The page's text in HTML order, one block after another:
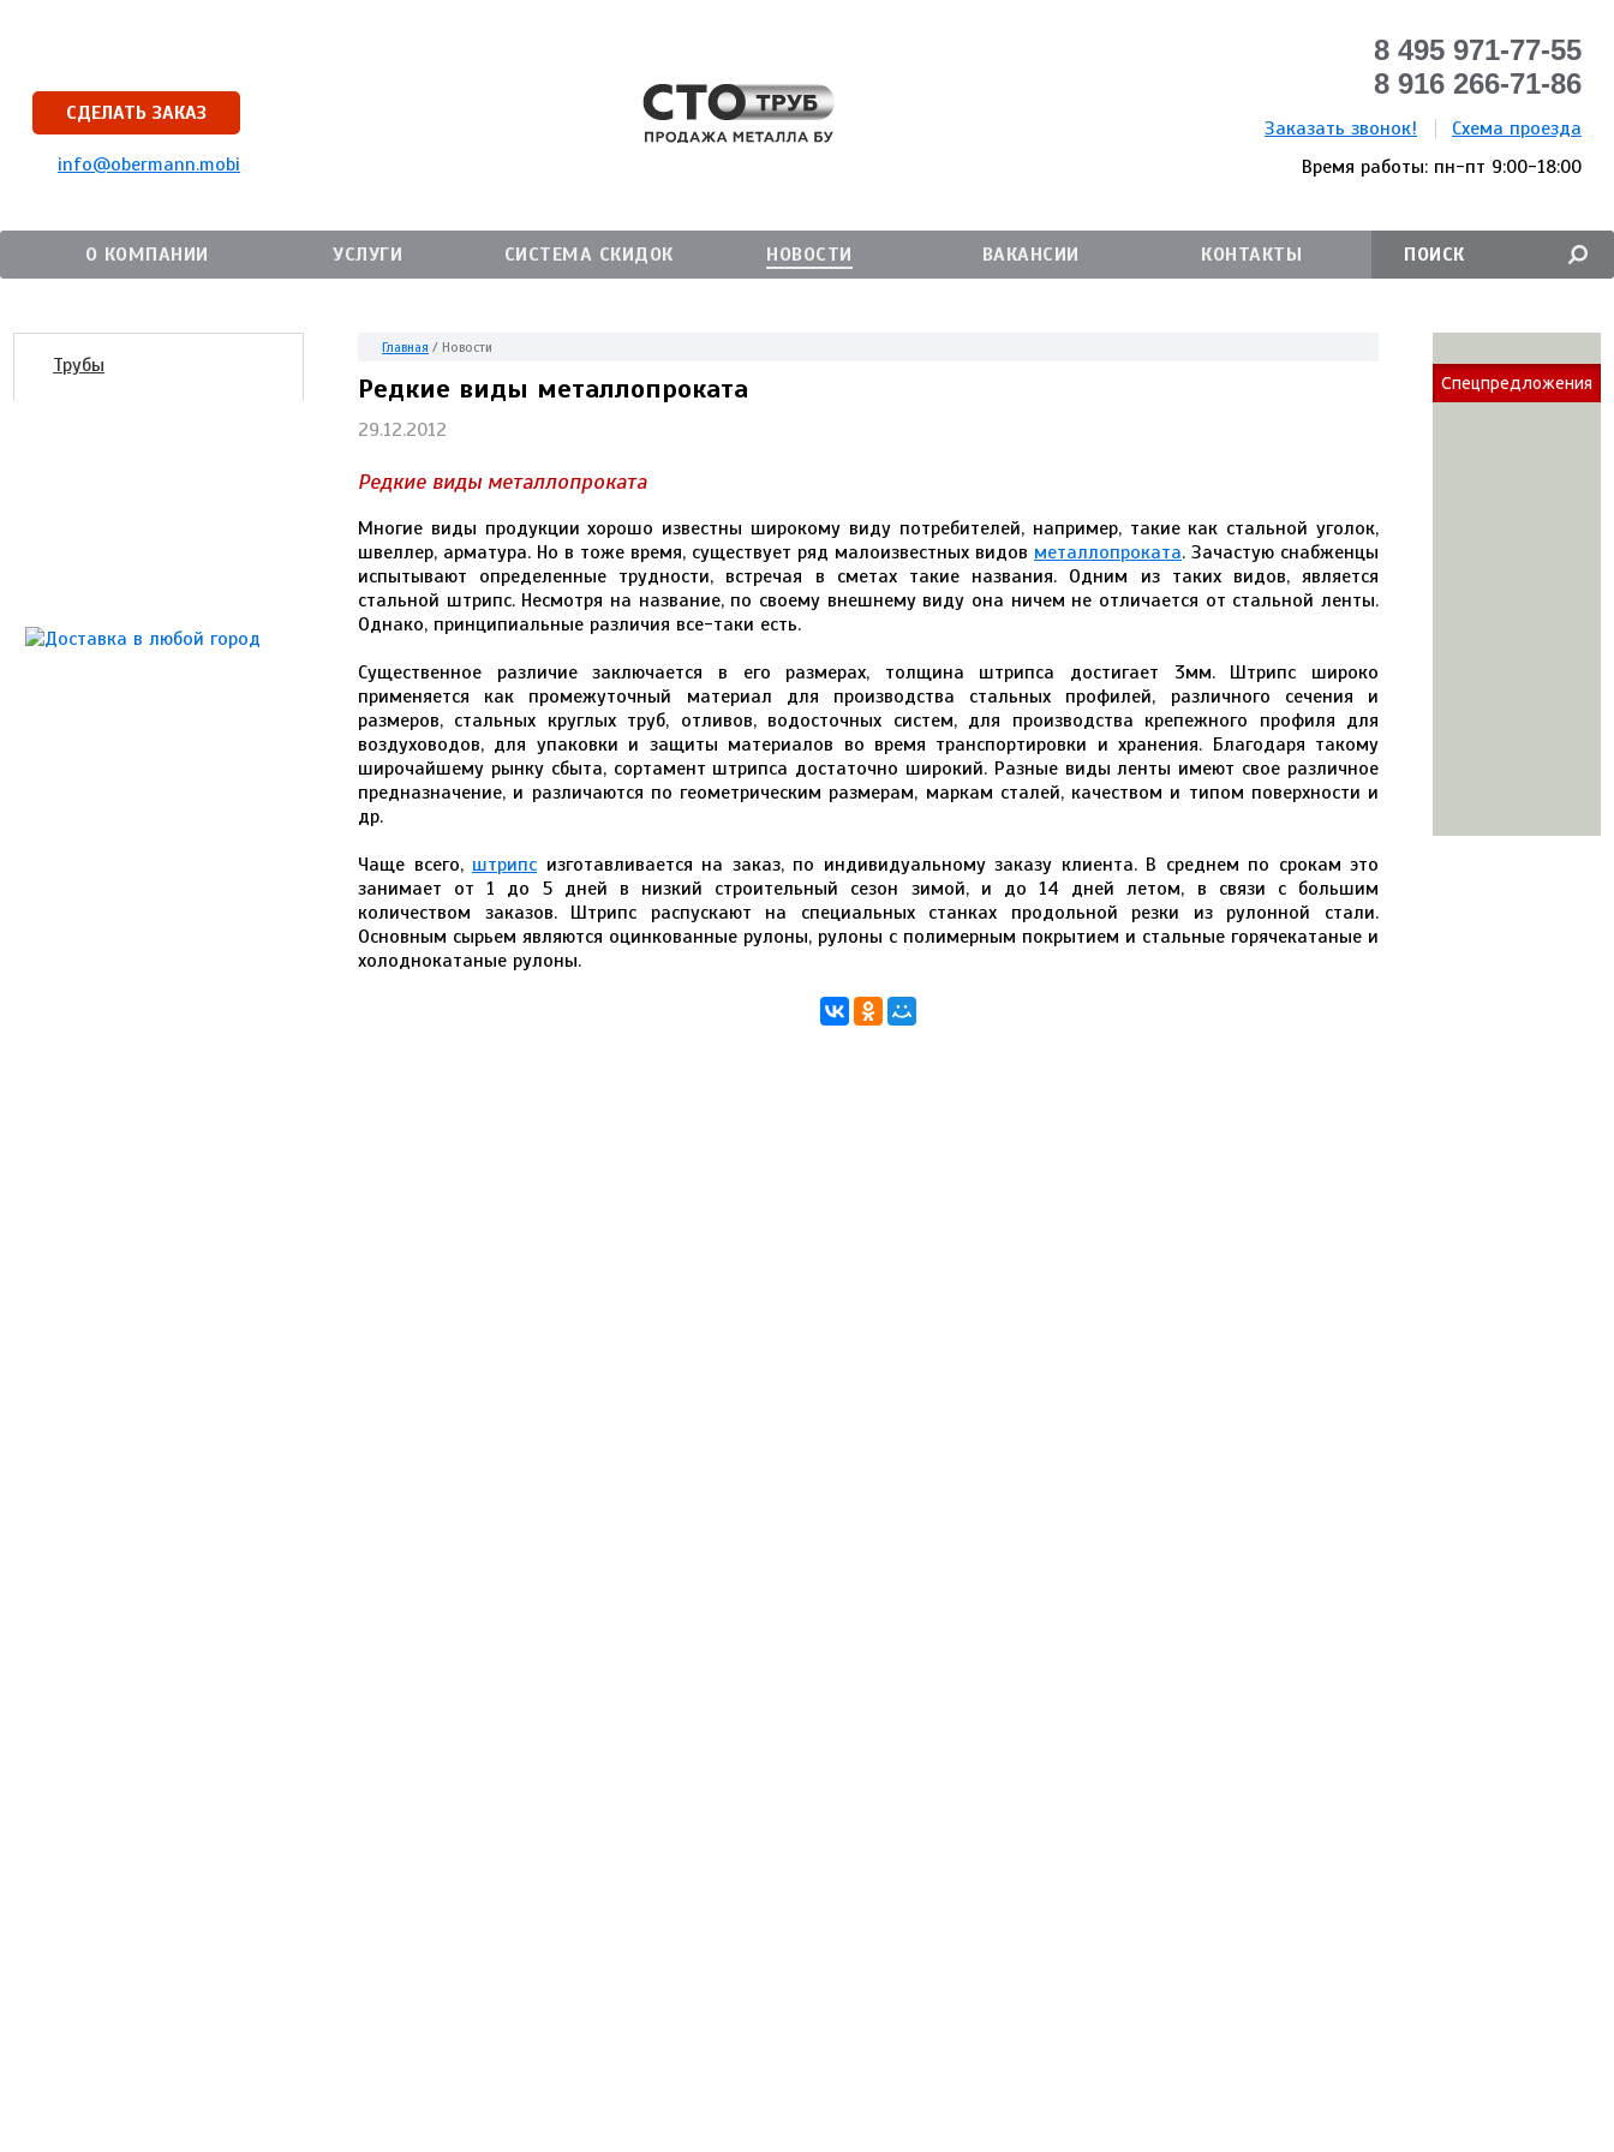
СДЕЛАТЬ ЗАКАЗ
info@obermann.mobi
8 495 971-77-55
8 916 266-71-86
Заказать звонок!
Схема проезда
Время работы: пн-пт 9:00-18:00
О КОМПАНИИ УСЛУГИ СИСТЕМА СКИДОК НОВОСТИ ВАКАНСИИ КОНТАКТЫ
Трубы
Главная / Новости
Редкие виды металлопроката
29.12.2012
Редкие виды металлопроката
Многие виды продукции хорошо известны широкому виду потребителей, например, такие как стальной уголок,
швеллер, арматура. Но в тоже время, существует ряд малоизвестных видов металлопроката. Зачастую снабженцы
испытывают определенные трудности, встречая в сметах такие названия. Одним из таких видов, является
стальной штрипс. Несмотря на название, по своему внешнему виду она ничем не отличается от стальной ленты.
Однако, принципиальные различия все-таки есть.
Существенное различие заключается в его размерах, толщина штрипса достигает 3мм. Штрипс широко
применяется как промежуточный материал для производства стальных профилей, различного сечения и
размеров, стальных круглых труб, отливов, водосточных систем, для производства крепежного профиля для
воздуховодов, для упаковки и защиты материалов во время транспортировки и хранения. Благодаря такому
широчайшему рынку сбыта, сортамент штрипса достаточно широкий. Разные виды ленты имеют свое различное
предназначение, и различаются по геометрическим размерам, маркам сталей, качеством и типом поверхности и
др.
Чаще всего, штрипс изготавливается на заказ, по индивидуальному заказу клиента. В среднем по срокам это
занимает от 1 до 5 дней в низкий строительный сезон зимой, и до 14 дней летом, в связи с большим
количеством заказов. Штрипс распускают на специальных станках продольной резки из рулонной стали.
Основным сырьем являются оцинкованные рулоны, рулоны с полимерным покрытием и стальные горячекатаные и
холоднокатаные рулоны.
Спецпредложения